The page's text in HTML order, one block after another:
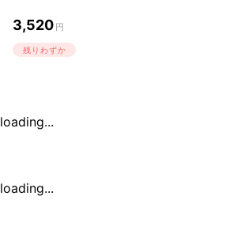
3,520 円
残りわずか
loading...
loading...